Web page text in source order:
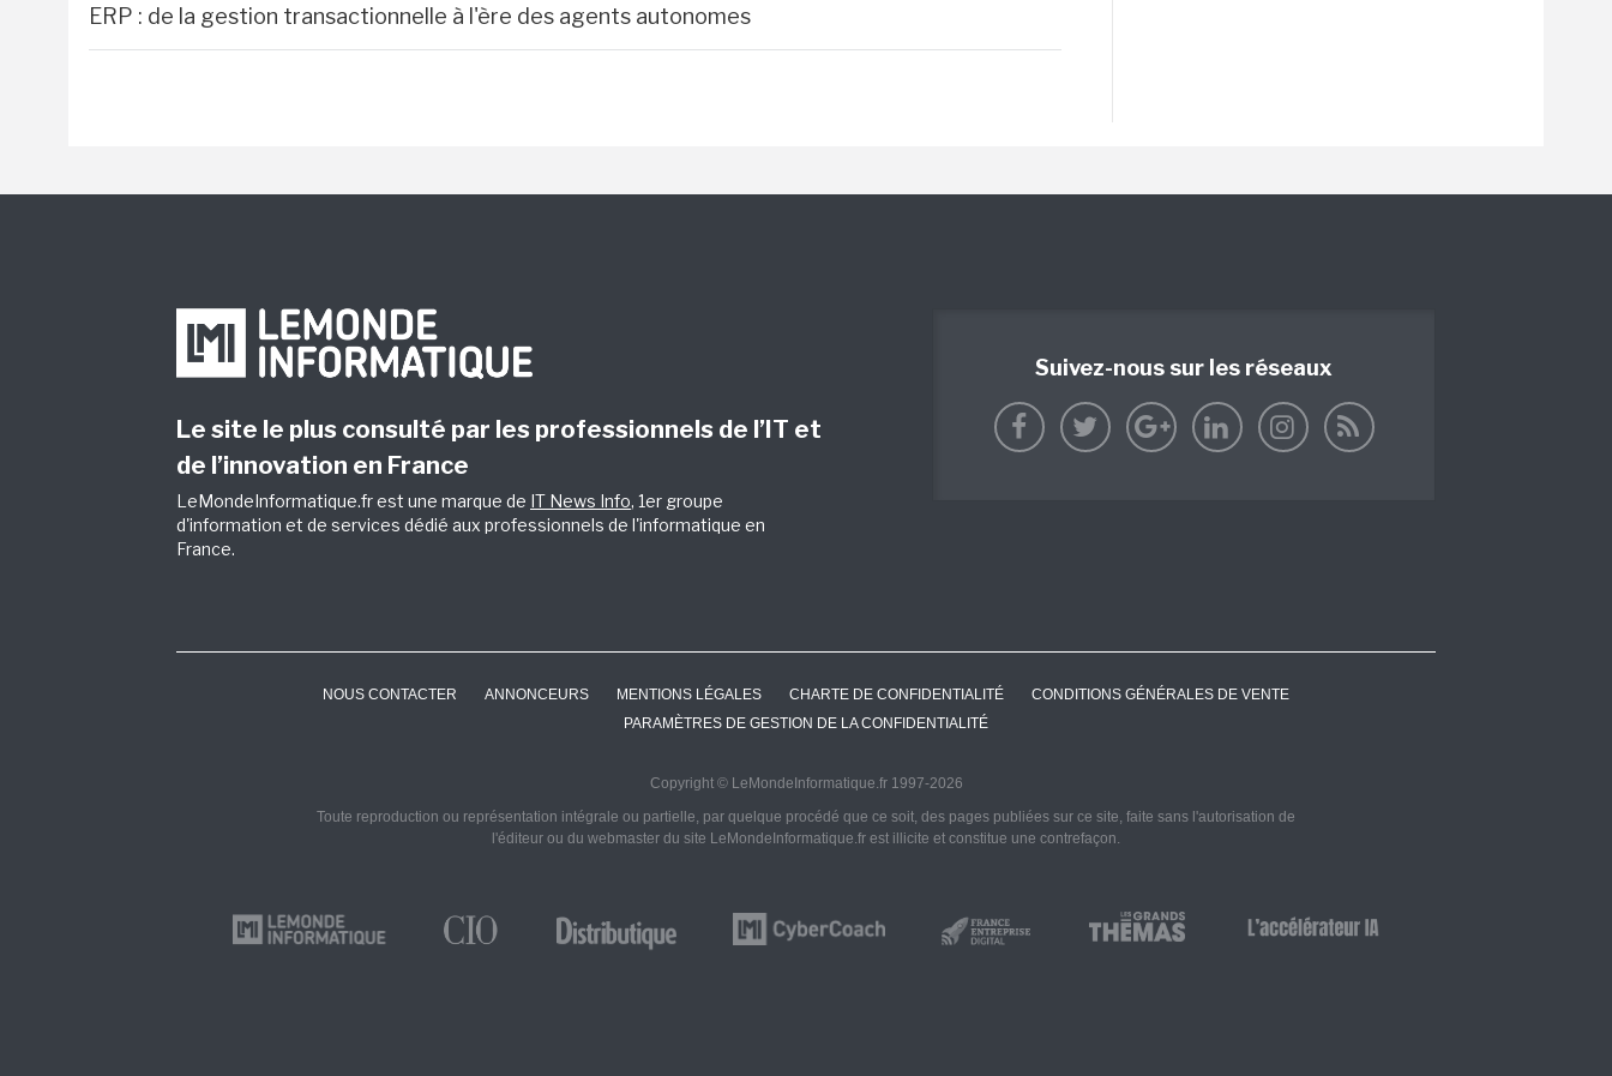
ERP : de la gestion transactionnelle à l'ère des agents autonomes
Le site le plus consulté par les professionnels de l’IT et
de l’innovation en France
LeMondeInformatique.fr est une marque de IT News Info, 1er groupe
d'information et de services dédié aux professionnels de l'informatique en
France.
Suivez-nous sur les réseaux
NOUS CONTACTER ANNONCEURS MENTIONS LÉGALES CHARTE DE CONFIDENTIALITÉ
CONDITIONS GÉNÉRALES DE VENTE
PARAMÈTRES DE GESTION DE LA CONFIDENTIALITÉ
Copyright © LeMondeInformatique.fr 1997-2026
Toute reproduction ou représentation intégrale ou partielle, par quelque procédé que ce soit, des pages publiées sur ce site, faite sans l'autorisation de
l'éditeur ou du webmaster du site LeMondeInformatique.fr est illicite et constitue une contrefaçon.